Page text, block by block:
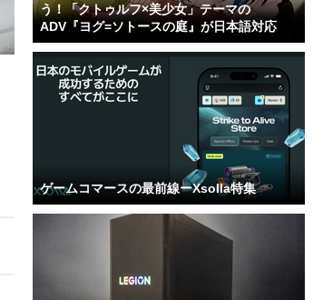
う！「クトゥルフ×美少女」テーマの
ADV『ヨグ=ソトースの庭』が日本語対応
ゲームコマースの最前線ーXsolla特集